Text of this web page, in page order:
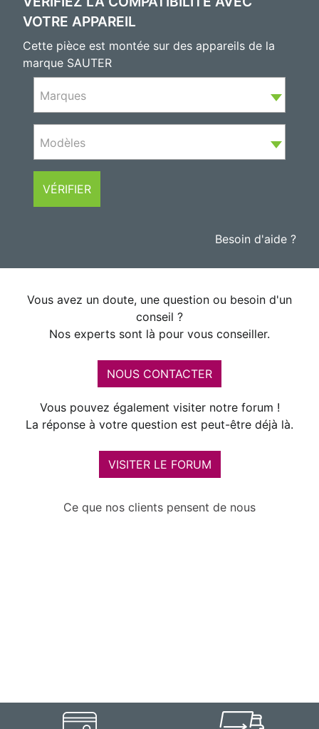
VOTRE APPAREIL
Cette pièce est montée sur des appareils de la
marque SAUTER
Marques
Modèles
VÉRIFIER
Besoin d'aide ?
Vous avez un doute, une question ou besoin d'un
conseil ?
Nos experts sont là pour vous conseiller.
NOUS CONTACTER
Vous pouvez également visiter notre forum !
La réponse à votre question est peut-être déjà là.
VISITER LE FORUM
Ce que nos clients pensent de nous